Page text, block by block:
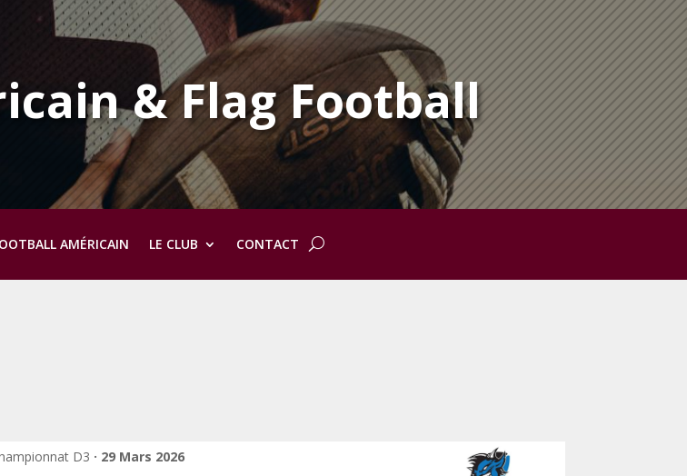
& Flag Football
AMÉRICAIN LE CLUB CONTACT
D3 · 29 Mars 2026